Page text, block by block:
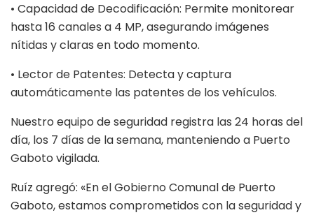
• Capacidad de Decodificación: Permite monitorear
hasta 16 canales a 4 MP, asegurando imágenes
nítidas y claras en todo momento.
• Lector de Patentes: Detecta y captura
automáticamente las patentes de los vehículos.
Nuestro equipo de seguridad registra las 24 horas del
día, los 7 días de la semana, manteniendo a Puerto
Gaboto vigilada.
Ruíz agregó: «En el Gobierno Comunal de Puerto
Gaboto, estamos comprometidos con la seguridad y